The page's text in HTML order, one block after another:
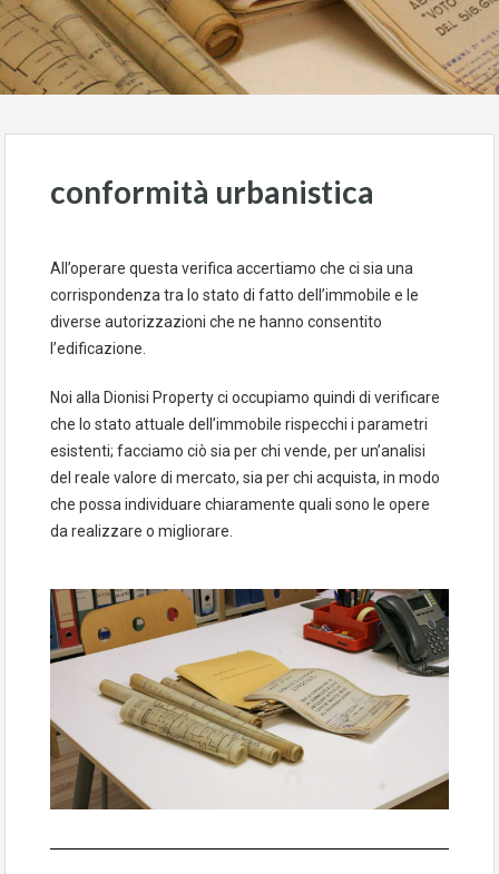
conformità urbanistica
All’operare questa verifica accertiamo che ci sia una
corrispondenza tra lo stato di fatto dell’immobile e le
diverse autorizzazioni che ne hanno consentito
l’edificazione.
Noi alla Dionisi Property ci occupiamo quindi di verificare
che lo stato attuale dell’immobile rispecchi i parametri
esistenti; facciamo ciò sia per chi vende, per un’analisi
del reale valore di mercato, sia per chi acquista, in modo
che possa individuare chiaramente quali sono le opere
da realizzare o migliorare.